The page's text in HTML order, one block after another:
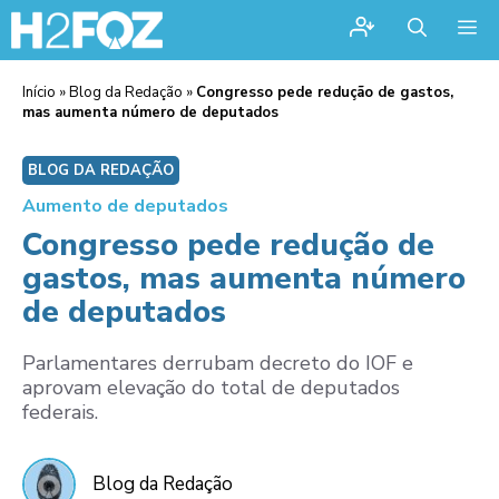
Início »Blog da Redação » Congresso pede redução de gastos,
mas aumenta número de deputados
BLOG DA REDAÇÃO
Aumento de deputados
Congresso pede redução de
gastos, mas aumenta número
de deputados
Parlamentares derrubam decreto do IOF e
aprovam elevação do total de deputados
federais.
Blog da Redação